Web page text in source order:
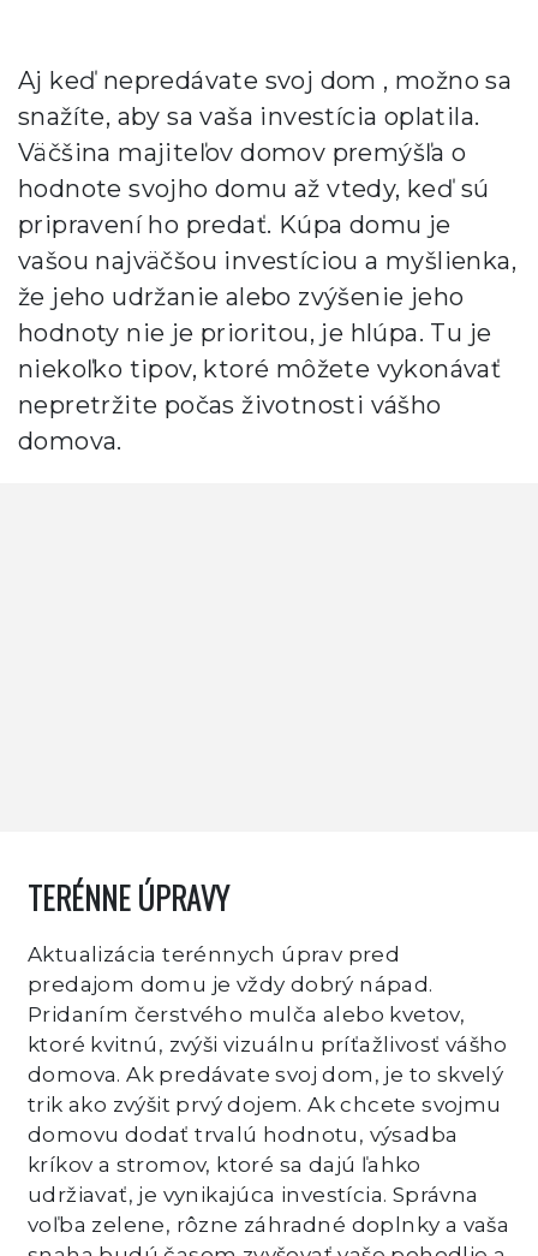
Aj keď nepredávate svoj dom , možno sa
snažíte, aby sa vaša investícia oplatila.
Väčšina majiteľov domov premýšľa o
hodnote svojho domu až vtedy, keď sú
pripravení ho predať. Kúpa domu je
vašou najväčšou investíciou a myšlienka,
že jeho udržanie alebo zvýšenie jeho
hodnoty nie je prioritou, je hlúpa. Tu je
niekoľko tipov, ktoré môžete vykonávať
nepretržite počas životnosti vášho
domova.
TERÉNNE ÚPRAVY
Aktualizácia terénnych úprav pred
predajom domu je vždy dobrý nápad.
Pridaním čerstvého mulča alebo kvetov,
ktoré kvitnú, zvýši vizuálnu príťažlivosť vášho
domova. Ak predávate svoj dom, je to skvelý
trik ako zvýšit prvý dojem. Ak chcete svojmu
domovu dodať trvalú hodnotu, výsadba
kríkov a stromov, ktoré sa dajú ľahko
udržiavať, je vynikajúca investícia. Správna
voľba zelene, rôzne záhradné doplnky a vaša